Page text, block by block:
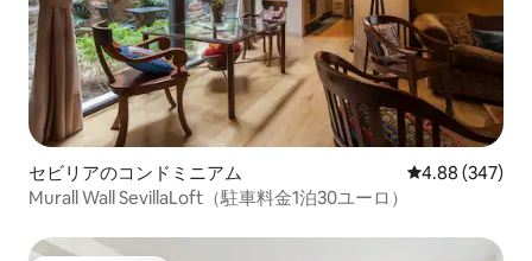
セビリアのコンドミニアム レビュー347
4.88 (347)
Murall Wall SevillaLoft（駐車料金1泊30ユーロ）